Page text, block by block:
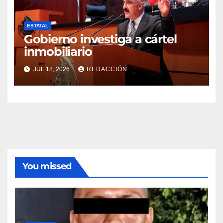
ESTATAL
Gobierno investiga a cártel
inmobiliario
JUL 18, 2026 REDACCIÓN
You missed